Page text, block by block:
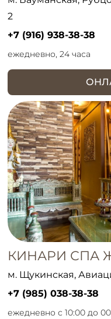
2
+7 (916) 938-38-38
ежедневно, 24 часа
КИНАРИ СПА
м. Щукинская,
+7 (985) 038-38-38
ежедневно с 10:00 до